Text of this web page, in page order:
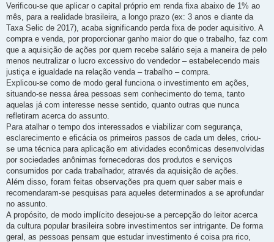
Verificou-se que aplicar o capital próprio em renda fixa abaixo de 1% ao
mês, para a realidade brasileira, a longo prazo (ex: 3 anos e diante da
Taxa Selic de 2017), acaba significando perda fixa de poder aquisitivo. A
compra e venda, por proporcionar ganho maior do que o trabalho, faz com
que a aquisição de ações por quem recebe salário seja a maneira de pelo
menos neutralizar o lucro excessivo do vendedor – estabelecendo mais
justiça e igualdade na relação venda – trabalho – compra.
Explicou-se como de modo geral funciona o investimento em ações,
situando-se nessa área pessoas sem conhecimento do tema, tanto
aquelas já com interesse nesse sentido, quanto outras que nunca
refletiram acerca do assunto.
Para atalhar o tempo dos interessados e viabilizar com segurança,
esclarecimento e eficácia os primeiros passos de cada um deles, criou-
se uma técnica para aplicação em atividades econômicas desenvolvidas
por sociedades anônimas fornecedoras dos produtos e serviços
consumidos por cada trabalhador, através da aquisição de ações.
Além disso, foram feitas observações pra quem quer saber mais e
recomendaram-se pesquisas para aqueles determinados a se aprofundar
no assunto.
A propósito, de modo implícito desejou-se a percepção do leitor acerca
da cultura popular brasileira sobre investimentos ser intrigante. De forma
geral, as pessoas pensam que estudar investimento é coisa pra rico,